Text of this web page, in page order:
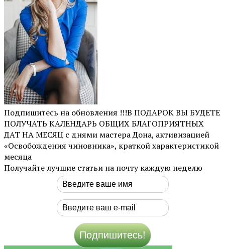
Подпишитесь на обновления !!!В ПОДАРОК ВЫ БУДЕТЕ
ПОЛУЧАТЬ КАЛЕНДАРЬ ОБЩИХ БЛАГОПРИЯТНЫХ
ДАТ НА МЕСЯЦ с днями мастера Дона, активизацией
«Освобождения чиновника», краткой характеристикой
месяца
Получайте лучшие статьи на почту каждую неделю